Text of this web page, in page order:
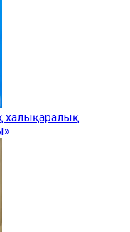
халықаралық